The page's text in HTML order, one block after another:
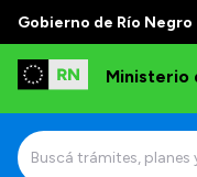
Gobierno de Río Negro
Ministerio